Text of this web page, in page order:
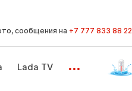
сообщения на +7 777 833 88 22
Lada TV ...